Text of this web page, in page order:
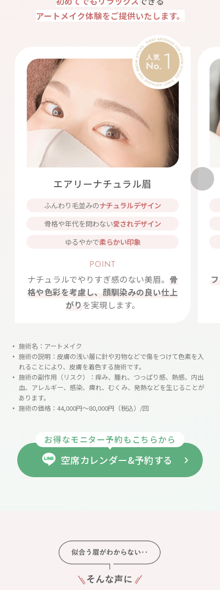
アートメイク体験をご提供いたします。
エアリーナチュラル眉
ふんわり毛並みのナチュラルデザイン
骨格や年代を問わない愛されデザイン
ゆるやかで柔らかい印象
POINT
ナチュラルでやりすぎ感のない美眉。 骨
格や色彩を考慮し、顔馴染みの良い仕上
がり を実現します。
施術名：アートメイク
施術の説明：皮膚の浅い層に針や刃物などで傷をつけて色素を入
れることにより、皮膚を着色する施術です。
施術の副作用（リスク）：痒み、腫れ、つっぱり感、熱感、内出
血、アレルギー、感染、痺れ、むくみ、発熱などを生じることが
あります。
施術の価格：44,000円～80,000円（税込）/回
お得なモニター予約もこちらから
空席カレンダー&予約する